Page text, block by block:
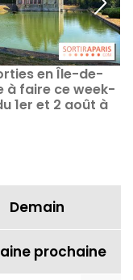
en Île-de-
à faire ce week-
1er et 2 août à
Demain
prochaine